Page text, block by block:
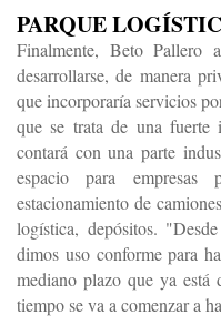
PARQUE
Finalmente, Beto Pallero
desarrollarse, de manera
que incorporaría servicios
que se trata de una fuerte
contará con una parte
espacio para
estacionamiento de
logística, depósitos.
dimos uso conforme para
mediano plazo que ya
tiempo se va a comenzar a